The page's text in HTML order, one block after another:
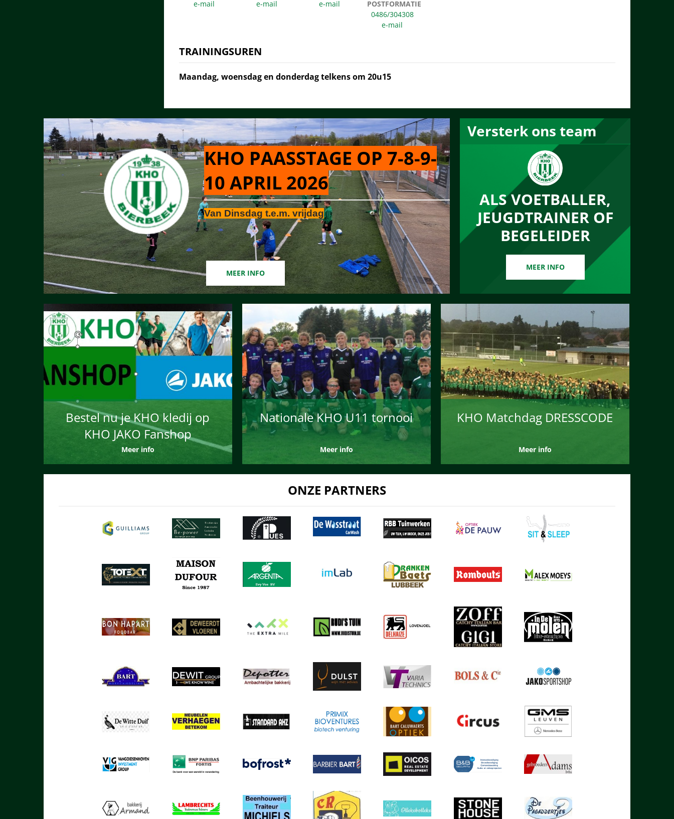
POSTFORMATIE
0486/304308
TRAININGSUREN
Maandag, woensdag en donderdag telkens om 20u15
KHO PAASSTAGE OP 7-8-9-
10 APRIL 2026
Van Dinsdag t.e.m. vrijdag
MEER INFO
Versterk ons team
ALS VOETBALLER,
JEUGDTRAINER OF
BEGELEIDER
MEER INFO
Bestel nu je KHO kledij op
KHO JAKO Fanshop
Meer info
Nationale KHO U11 tornooi
Meer info
KHO Matchdag DRESSCODE
Meer info
ONZE PARTNERS